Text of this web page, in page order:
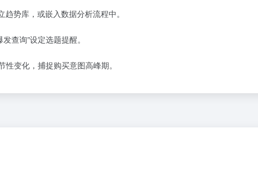
趋势库，或嵌入数据分析流程中。
查询”设定选题提醒。
性变化，捕捉购买意图高峰期。